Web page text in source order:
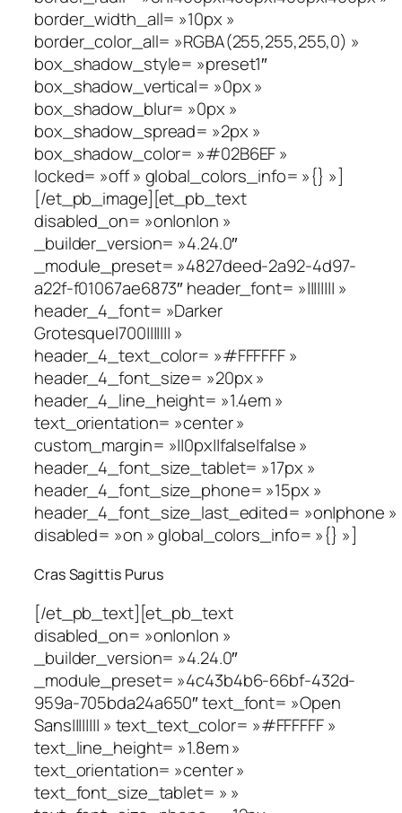
border_width_all= »10px »
border_color_all= »RGBA(255,255,255,0) »
box_shadow_style= »preset1″
box_shadow_vertical= »0px »
box_shadow_blur= »0px »
box_shadow_spread= »2px »
box_shadow_color= »#02B6EF »
locked= »off » global_colors_info= »{} »]
[/et_pb_image][et_pb_text
disabled_on= »on|on|on »
_builder_version= »4.24.0″
_module_preset= »4827deed-2a92-4d97-
a22f-f01067ae6873″ header_font= »|||||||| »
header_4_font= »Darker
Grotesque|700||||||| »
header_4_text_color= »#FFFFFF »
header_4_font_size= »20px »
header_4_line_height= »1.4em »
text_orientation= »center »
custom_margin= »||0px||false|false »
header_4_font_size_tablet= »17px »
header_4_font_size_phone= »15px »
header_4_font_size_last_edited= »on|phone »
disabled= »on » global_colors_info= »{} »]
Cras Sagittis Purus
[/et_pb_text][et_pb_text
disabled_on= »on|on|on »
_builder_version= »4.24.0″
_module_preset= »4c43b4b6-66bf-432d-
959a-705bda24a650″ text_font= »Open
Sans|||||||| » text_text_color= »#FFFFFF »
text_line_height= »1.8em »
text_orientation= »center »
text_font_size_tablet= » »